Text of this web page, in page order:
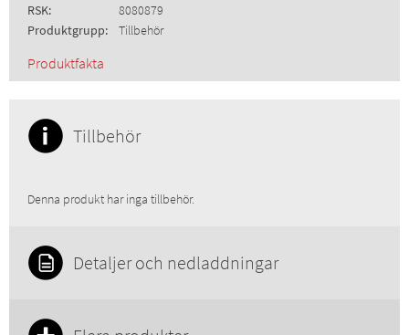
RSK:
8080879
Produktgrupp:
Tillbehör
Produktfakta
Tillbehör
Denna produkt har inga tillbehör.
Detaljer och nedladdningar